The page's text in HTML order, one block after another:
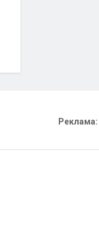
Реклама: